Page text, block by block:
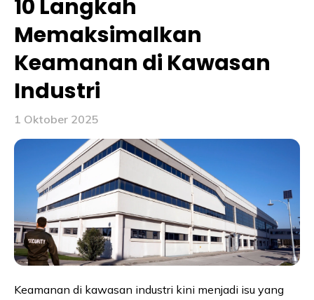
10 Langkah
Memaksimalkan
Keamanan di Kawasan
Industri
1 Oktober 2025
Keamanan di kawasan industri kini menjadi isu yang